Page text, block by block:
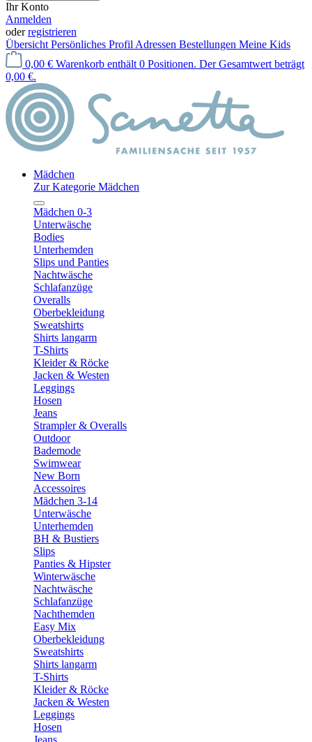
Ihr Konto
Anmelden
oderregistrieren
Übersicht Persönliches Profil Adressen Bestellungen Meine Kids
0,00 € Warenkorb enthält 0 Positionen. Der Gesamtwert beträgt
0,00 €.
Mädchen
Zur Kategorie Mädchen
Mädchen 0-3
Unterwäsche
Bodies
Unterhemden
Slips und Panties
Nachtwäsche
Schlafanzüge
Overalls
Oberbekleidung
Sweatshirts
Shirts langarm
T-Shirts
Kleider & Röcke
Jacken & Westen
Leggings
Hosen
Jeans
Strampler & Overalls
Outdoor
Bademode
Swimwear
New Born
Accessoires
Mädchen 3-14
Unterwäsche
Unterhemden
BH & Bustiers
Slips
Panties & Hipster
Winterwäsche
Nachtwäsche
Schlafanzüge
Nachthemden
Easy Mix
Oberbekleidung
Sweatshirts
Shirts langarm
T-Shirts
Kleider & Röcke
Jacken & Westen
Leggings
Hosen
Jeans